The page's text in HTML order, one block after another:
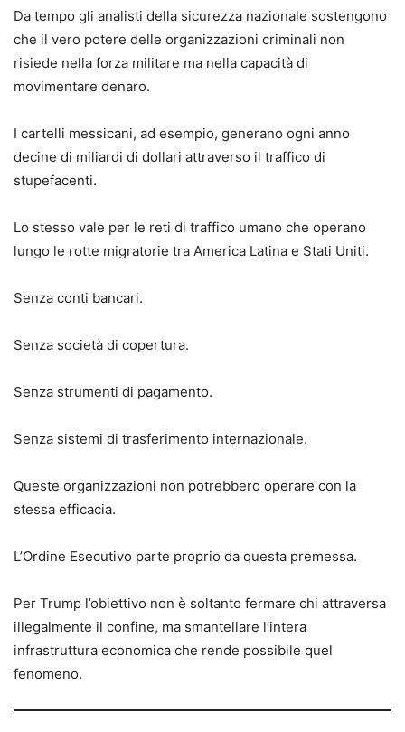
Da tempo gli analisti della sicurezza nazionale sostengono
che il vero potere delle organizzazioni criminali non
risiede nella forza militare ma nella capacità di
movimentare denaro.
I cartelli messicani, ad esempio, generano ogni anno
decine di miliardi di dollari attraverso il traffico di
stupefacenti.
Lo stesso vale per le reti di traffico umano che operano
lungo le rotte migratorie tra America Latina e Stati Uniti.
Senza conti bancari.
Senza società di copertura.
Senza strumenti di pagamento.
Senza sistemi di trasferimento internazionale.
Queste organizzazioni non potrebbero operare con la
stessa efficacia.
L’Ordine Esecutivo parte proprio da questa premessa.
Per Trump l’obiettivo non è soltanto fermare chi attraversa
illegalmente il confine, ma smantellare l’intera
infrastruttura economica che rende possibile quel
fenomeno.